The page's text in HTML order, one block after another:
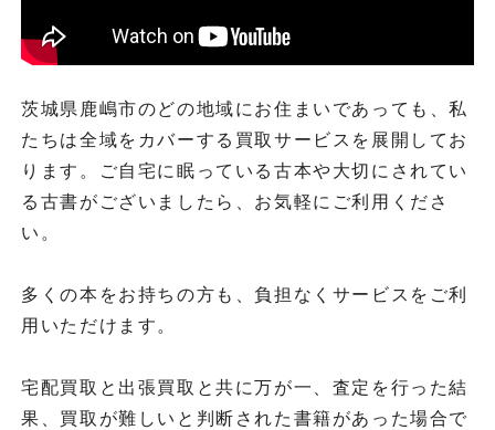
茨城県鹿嶋市のどの地域にお住まいであっても、私
たちは全域をカバーする買取サービスを展開してお
ります。ご自宅に眠っている古本や大切にされてい
る古書がございましたら、お気軽にご利用くださ
い。
多くの本をお持ちの方も、負担なくサービスをご利
用いただけます。
宅配買取と出張買取と共に万が一、査定を行った結
果、買取が難しいと判断された書籍があった場合で